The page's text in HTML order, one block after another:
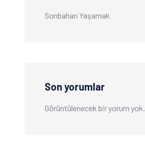
Sonbaharı Yaşamak
Son yorumlar
Görüntülenecek bir yorum yok.